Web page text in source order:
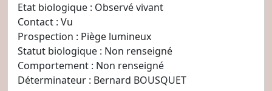
Etat biologique : Observé vivant
Contact : Vu
Prospection : Piège lumineux
Statut biologique : Non renseigné
Comportement : Non renseigné
Déterminateur : Bernard BOUSQUET